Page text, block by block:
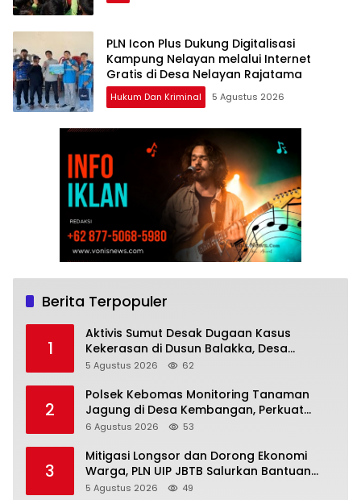
PLN Icon Plus Dukung Digitalisasi
Kampung Nelayan melalui Internet
Gratis di Desa Nelayan Rajatama
Hukum Dan Kriminal 5 Agustus 2026
Berita Terpopuler
1
Aktivis Sumut Desak Dugaan Kasus
Kekerasan di Dusun Balakka, Desa
Gunung Malintang Diusut Tuntas
5 Agustus 2026 62
2
Polsek Kebomas Monitoring Tanaman
Jagung di Desa Kembangan, Perkuat
Dukungan Ketahanan Pangan Nasional
6 Agustus 2026 53
3
Mitigasi Longsor dan Dorong Ekonomi
Warga, PLN UIP JBTB Salurkan Bantuan
Konservasi 4.000 Pohon Aren Genjah Asal
5 Agustus 2026 49